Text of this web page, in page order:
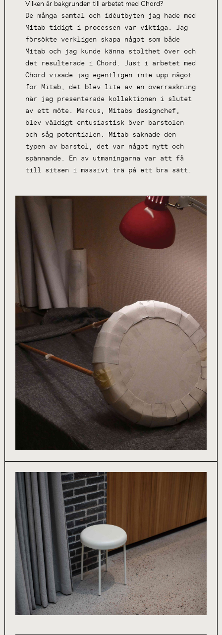
Vilken är bakgrunden till arbetet med Chord?
De många samtal och idéutbyten jag hade med
Mitab tidigt i processen var viktiga. Jag
försökte verkligen skapa något som både
Mitab och jag kunde känna stolthet över och
det resulterade i Chord. Just i arbetet med
Chord visade jag egentligen inte upp något
för Mitab, det blev lite av en överraskning
när jag presenterade kollektionen i slutet
av ett möte. Marcus, Mitabs designchef,
blev väldigt entusiastisk över barstolen
och såg potentialen. Mitab saknade den
typen av barstol, det var något nytt och
spännande. En av utmaningarna var att få
till sitsen i massivt trä på ett bra sätt.